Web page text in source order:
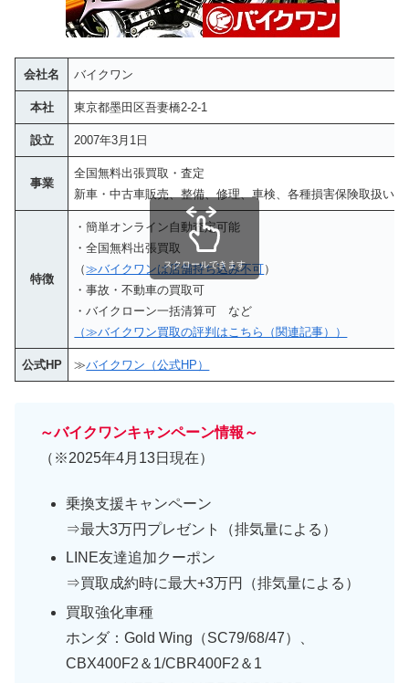
会社名 バイクワン
本社 東京都墨田区吾妻橋2-2-1
設立 2007年3月1日
事業
全国無料出張買取・査定
新車・中古車販売、整備、修理、車検、各種損害保険取扱い
特徴
・簡単オンライン自動査定可能
・全国無料出張買取
（≫バイクワンは店舗持ち込み不可）
・事故・不動車の買取可
・バイクローン一括清算可 など
（≫バイクワン買取の評判はこちら（関連記事））
公式HP ≫バイクワン（公式HP）
スクロールできます
～バイクワンキャンペーン情報～
（※2025年4月13日現在）
乗換支援キャンペーン
⇒最大3万円プレゼント（排気量による）
LINE友達追加クーポン
⇒買取成約時に最大+3万円（排気量による）
買取強化車種
ホンダ：Gold Wing（SC79/68/47）、
CBX400F2＆1/CBR400F2＆1